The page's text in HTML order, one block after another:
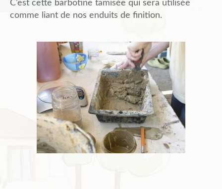
C’est cette barbotine tamisée qui sera utilisée
comme liant de nos enduits de finition.